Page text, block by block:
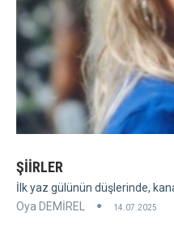
ŞİİRLER
İlk yaz gülünün düşlerinde,
Oya DEMİREL
14.07.2025